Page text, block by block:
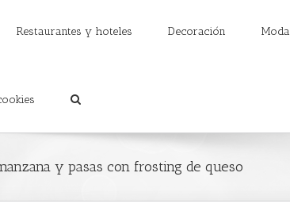
Restaurantes y hoteles Decoración Moda
y pasas con frosting de queso